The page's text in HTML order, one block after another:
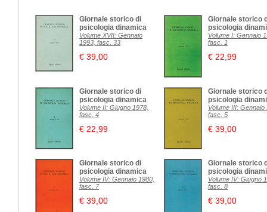
Giornale storico di
psicologia dinamica
Volume XVII: Gennaio
1993, fasc. 33
€ 39,00
Giornale storico
psicologia
Volume I: Gennaio
fasc. 1
€ 22,99
Giornale storico di
psicologia dinamica
Volume II: Giugno 1978,
fasc. 4
€ 22,99
Giornale storico
psicologia
Volume III: Gennaio
fasc. 5
€ 39,00
Giornale storico di
psicologia dinamica
Volume IV: Gennaio 1980,
fasc. 7
€ 39,00
Giornale storico
psicologia
Volume IV: Giugno
fasc. 8
€ 39,00